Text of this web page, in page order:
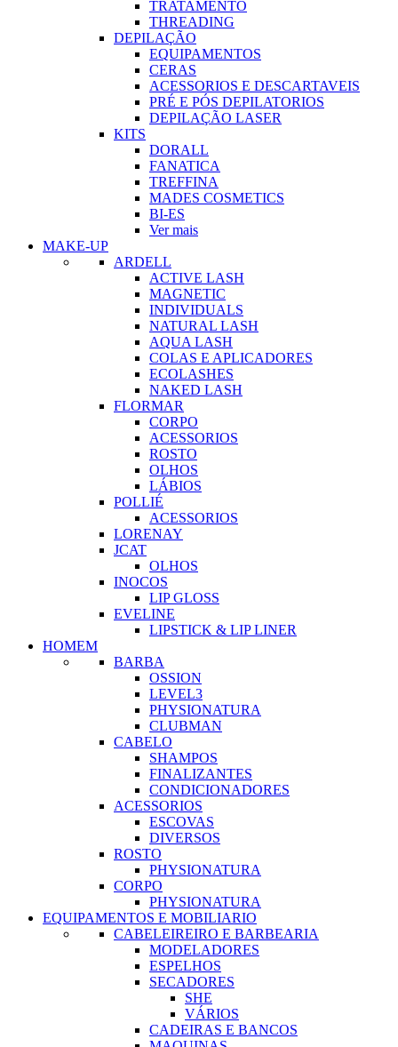
TRATAMENTO
THREADING
DEPILAÇÃO
EQUIPAMENTOS
CERAS
ACESSORIOS E DESCARTAVEIS
PRÉ E PÓS DEPILATORIOS
DEPILAÇÃO LASER
KITS
DORALL
FANATICA
TREFFINA
MADES COSMETICS
BI-ES
Ver mais
MAKE-UP
ARDELL
ACTIVE LASH
MAGNETIC
INDIVIDUALS
NATURAL LASH
AQUA LASH
COLAS E APLICADORES
ECOLASHES
NAKED LASH
FLORMAR
CORPO
ACESSORIOS
ROSTO
OLHOS
LÁBIOS
POLLIÉ
ACESSORIOS
LORENAY
JCAT
OLHOS
INOCOS
LIP GLOSS
EVELINE
LIPSTICK & LIP LINER
HOMEM
BARBA
OSSION
LEVEL3
PHYSIONATURA
CLUBMAN
CABELO
SHAMPOS
FINALIZANTES
CONDICIONADORES
ACESSORIOS
ESCOVAS
DIVERSOS
ROSTO
PHYSIONATURA
CORPO
PHYSIONATURA
EQUIPAMENTOS E MOBILIARIO
CABELEIREIRO E BARBEARIA
MODELADORES
ESPELHOS
SECADORES
SHE
VÁRIOS
CADEIRAS E BANCOS